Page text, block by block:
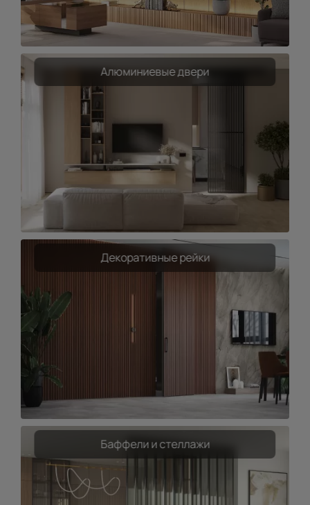
Алюминиевые двери
Декоративные рейки
Баффели и стеллажи